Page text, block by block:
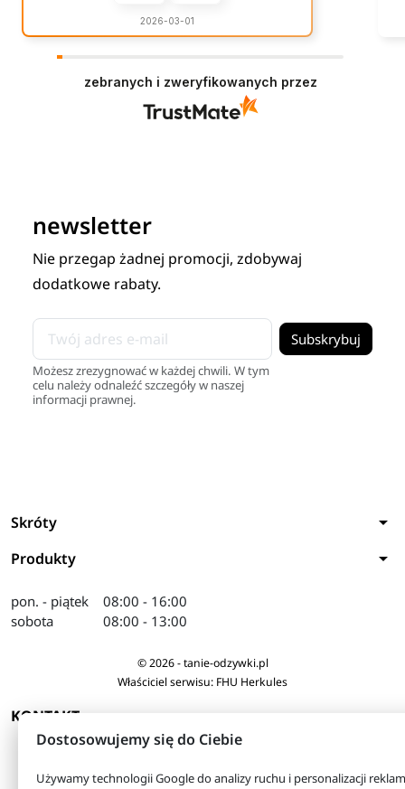
2026-03-01
zebranych i zweryfikowanych przez
newsletter
Nie przegap żadnej promocji, zdobywaj
dodatkowe rabaty.
Możesz zrezygnować w każdej chwili. W tym
celu należy odnaleźć szczegóły w naszej
informacji prawnej.
Skróty arrow_drop_down
Produkty arrow_drop_down
pon. - piątek
sobota
08:00 - 16:00
08:00 - 13:00
© 2026 - tanie-odzywki.pl
Właściciel serwisu: FHU Herkules
KONTAKT
Dostosowujemy się do Ciebie
Używamy technologii Google do analizy ruchu i personalizacji